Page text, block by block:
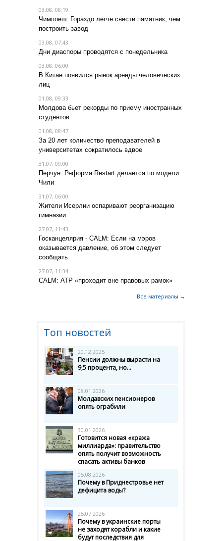
03.08, 08:19
Чимпоеш: Гораздо легче снести памятник, чем
построить завод
03.08, 07:43
Дни диаспоры проводятся с понедельника
03.08, 06:00
В Китае появился рынок аренды человеческих
лиц
01.08, 09:33
Молдова бьет рекорды по приему иностранных
студентов
01.08, 08:47
За 20 лет количество преподавателей в
университетах сократилось вдвое
31.07, 09:00
Перчун: Реформа Restart делается по модели
Чили
31.07, 06:00
Жители Исерлии оспаривают реорганизацию
гимназии
27.07, 11:43
Госканцелярия - CALM: Если на мэров
оказывается давление, об этом следует
сообщать
27.07, 11:34
CALM: АТР «проходит вне правовых рамок»
Все материалы →
Топ новостей
20.12.2025
Пенсии должны вырасти на
9,5 процента, но...
08.01.2026
Молдавских пенсионеров
опять ограбили
30.01.2026
Готовится новая «кража
миллиарда»: правительство
опять получит возможность
спасать активы банков
05.08.2026
Почему в Приднестровье нет
дефицита воды?
25.07.2026
Почему в украинские порты
не заходят корабли и какие
будут последствия для